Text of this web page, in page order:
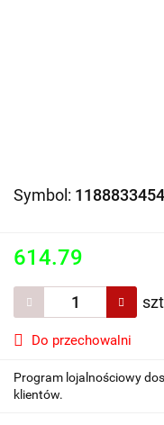
Symbol:
614.79
Do przechowalni
Program lojalnościowy
klientów.